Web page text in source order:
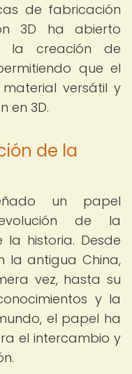
de fabricación
3D ha abierto
la creación de
que el
versátil y
en 3D.
de la
un papel
de la
historia. Desde
la antigua China,
vez, hasta su
y la
el papel ha
el intercambio y